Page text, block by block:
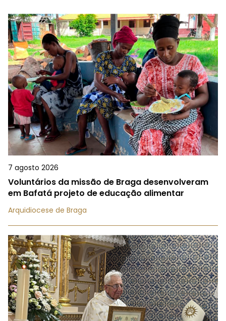
7 agosto 2026
Voluntários da missão de Braga desenvolveram
em Bafatá projeto de educação alimentar
Arquidiocese de Braga